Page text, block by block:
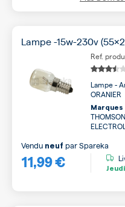
Lampe -15w-230v
Ref.
Lampe -
ORANIER
11,99 €
Vendu neuf parSpareka
Jeudi